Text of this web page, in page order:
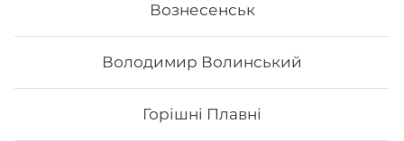
Вознесенськ
Володимир Волинський
Горішні Плавні